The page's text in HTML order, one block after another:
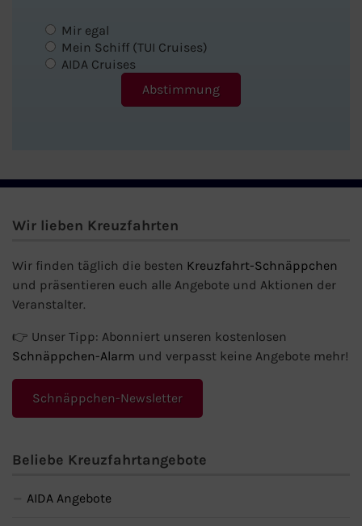
Mir egal
Mein Schiff (TUI Cruises)
AIDA Cruises
Wir lieben Kreuzfahrten
Wir finden täglich die besten Kreuzfahrt-Schnäppchen
und präsentieren euch alle Angebote und Aktionen der
Veranstalter.
👉 Unser Tipp: Abonniert unseren kostenlosen
Schnäppchen-Alarm und verpasst keine Angebote mehr!
Schnäppchen-Newsletter
Beliebe Kreuzfahrtangebote
AIDA Angebote